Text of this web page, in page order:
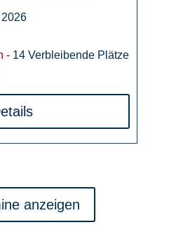
- 14 Verbleibende Plätze
anzeigen